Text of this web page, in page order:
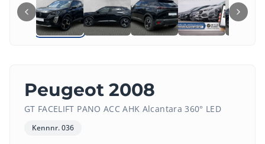
Peugeot 2008
GT FACELIFT PANO ACC AHK Alcantara 360° LED
Kennnr.036